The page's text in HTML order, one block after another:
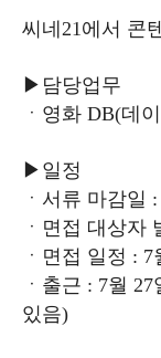
씨네 21에서 콘
▶ 담당업무
ㆍ영화 DB(데
▶ 일정
ㆍ서류 마감일
ㆍ면접 대상자
ㆍ면접 일정 : 7
ㆍ출근 : 7월 27
있음)